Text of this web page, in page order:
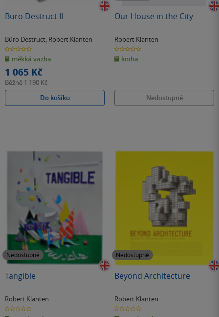
Büro Destruct II
Büro Destruct, Robert Klanten
0.0
z
5
hvězdiček
měkká vazba
1 065 Kč
Běžně 1 190 Kč
Do košíku
Our House in the City
Robert Klanten
0.0
z
5
hvězdiček
kniha
Nedostupné
Nedostupné
Tangible
Robert Klanten
0.0
z
Nedostupné
Beyond Architecture
Robert Klanten
0.0
z